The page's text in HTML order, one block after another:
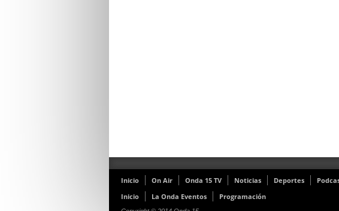
Inicio On Air Onda 15 TV Noticias Deportes
Inicio
La Onda Eventos Programación